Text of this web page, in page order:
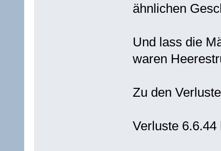
ähnlichen
Und lass die
waren
Zu den
Verluste 6.6.44